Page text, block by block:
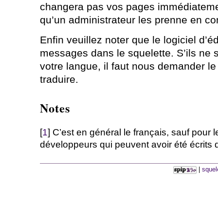
changera pas vos pages
qu’un administrateur les prenne en
Enfin veuillez noter que le logiciel
messages dans le squelette. S’ils ne
votre langue, il faut nous demander
traduire.
Notes
[1] C’est en général le français, sauf pour
développeurs qui peuvent avoir été écrits